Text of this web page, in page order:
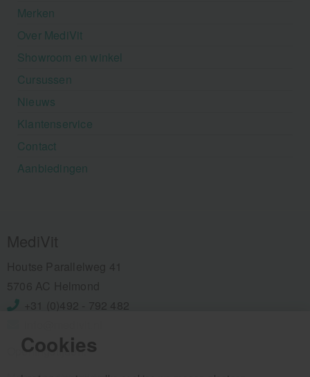
Cookies
Merken
Over MediVit
Showroom en winkel
Cursussen
Nieuws
Klantenservice
Contact
Aanbiedingen
Openingstijden: